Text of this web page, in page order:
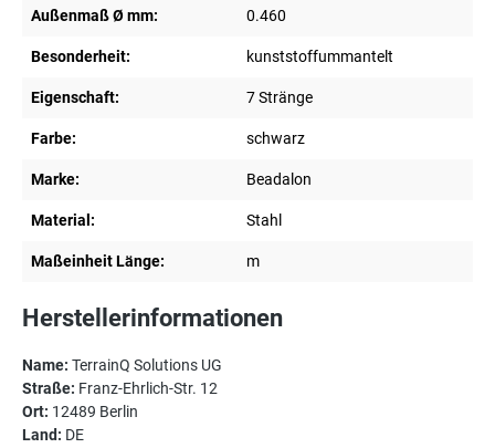
Außenmaß Ø mm: 0.460
Besonderheit: kunststoffummantelt
Eigenschaft: 7 Stränge
Farbe: schwarz
Marke: Beadalon
Material: Stahl
Maßeinheit Länge: m
Herstellerinformationen
Name: TerrainQ Solutions UG
Straße: Franz-Ehrlich-Str. 12
Ort: 12489 Berlin
Land: DE